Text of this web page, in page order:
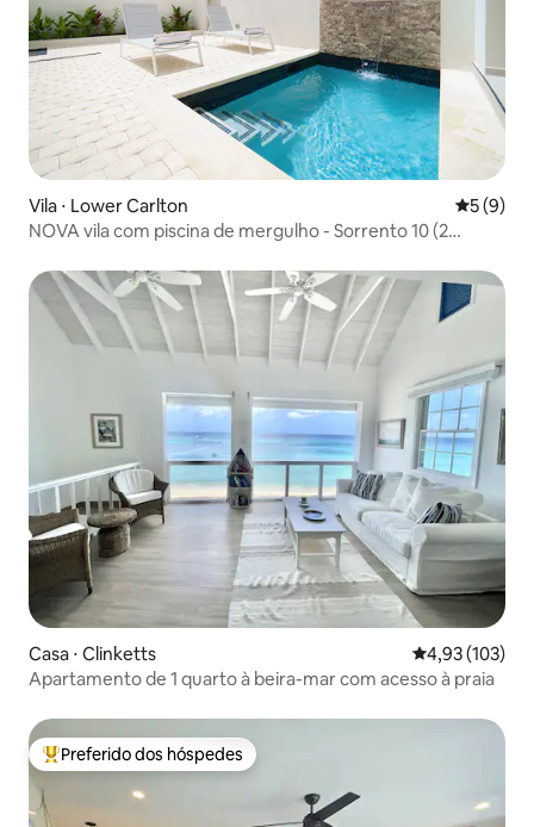
Vila ⋅ Lower Carlton 5 de
5 (9)
NOVA vila com piscina de mergulho - Sorrento 10 (2
Casa ⋅ Clinketts 4,93 de uma
4,93 (103)
Apartamento de 1 quarto à beira-mar com acesso à praia
Entre os melhores preferidos dos hóspedes
Preferido dos hóspedes